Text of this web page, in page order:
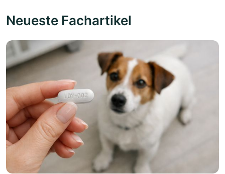
Neueste Fachartikel